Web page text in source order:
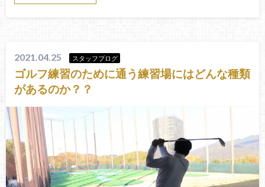
2021.04.25 スタッフブログ
ゴルフ練習のために通う練習場にはどんな種類
があるのか？？